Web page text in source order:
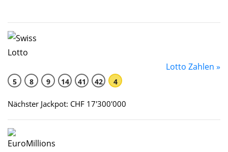
Lotto Zahlen »
5 8 9 14 41 42 4
Nächster Jackpot: CHF 17'300'000